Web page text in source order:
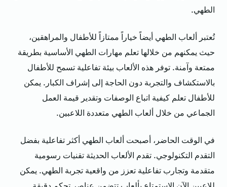
الطهي.
تُعتبر ألعاب الطهي أيضاً خياراً ممتازاً للأطفال والمراهقين،
حيث يمكنهم من خلالها تعلم مهارات الطهي الأساسية بطريقة
ممتعة وآمنة. توفر هذه الألعاب بيئة تفاعلية تسمح للأطفال
بالاستكشاف والتجربة دون الحاجة إلى إشراف الكبار. يمكن
للأطفال تعلم كيفية اتباع الوصفات وتقدير قيمة العمل
الجماعي من خلال ألعاب الطهي متعددة اللاعبين.
في الوقت الحاضر، أصبحت ألعاب الطهي أكثر تفاعلية بفضل
التقدم التكنولوجي. تقدم الألعاب الحديثة تقنيات رسومية
متقدمة وتجارب تفاعلية تعزز من واقعية تجربة الطهي. يمكن